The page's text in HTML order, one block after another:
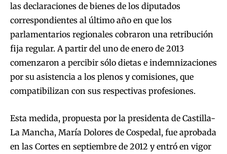
las declaraciones de bienes de los diputados
correspondientes al último año en que los
parlamentarios regionales cobraron una retribución
fija regular. A partir del uno de enero de 2013
comenzaron a percibir sólo dietas e indemnizaciones
por su asistencia a los plenos y comisiones, que
compatibilizan con sus respectivas profesiones.
Esta medida, propuesta por la presidenta de Castilla-
La Mancha, María Dolores de Cospedal, fue aprobada
en las Cortes en septiembre de 2012 y entró en vigor